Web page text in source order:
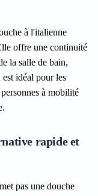
à l'italienne
offre une continuité
la salle de bain,
idéal pour les
à mobilité
rapide et
pas une douche